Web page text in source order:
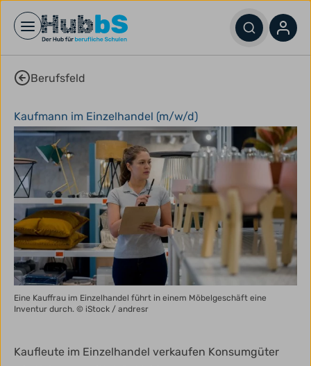
Open main menu
Berufsfeld
Kaufmann im Einzelhandel (m/w/d)
Eine Kauffrau im Einzelhandel führt in einem Möbelgeschäft eine
Inventur durch. © iStock / andresr
Kaufleute im Einzelhandel verkaufen Konsumgüter